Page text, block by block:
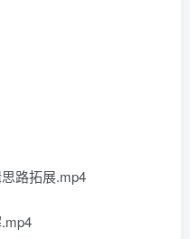
路拓展.mp4